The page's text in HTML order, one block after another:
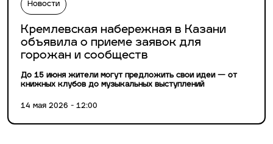
Новости
Кремлевская набережная в Казани
объявила о приеме заявок для
горожан и сообществ
До 15 июня жители могут предложить свои идеи — от
книжных клубов до музыкальных выступлений
14 мая 2026 - 12:00